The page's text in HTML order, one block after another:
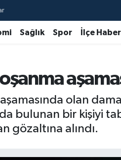
Sağlık Spor İlçe
olan
bulunan bir kişiyi
gözaltına alındı.